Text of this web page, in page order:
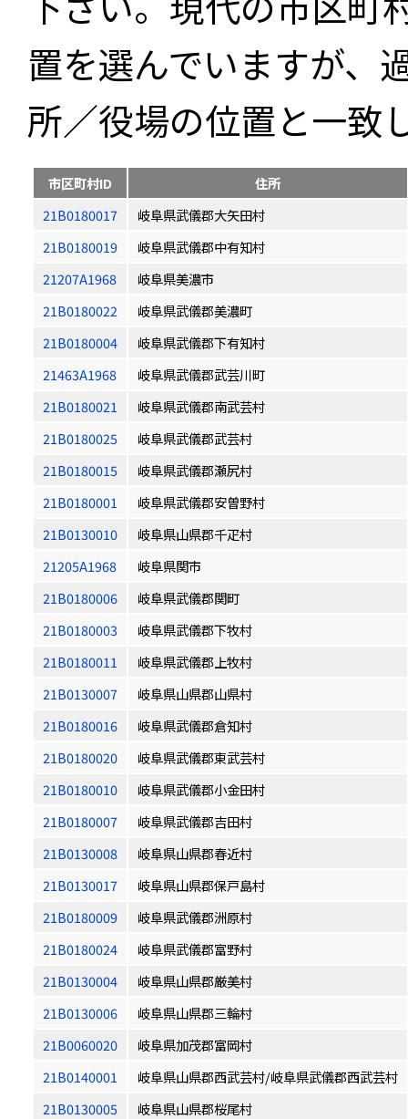
置を選んでいますが、
所／役場の位置と一致
市区町村ID
住所
21B0180017
岐阜県武儀郡大矢田村
21B0180019
岐阜県武儀郡中有知村
21207A1968
岐阜県美濃市
21B0180022
岐阜県武儀郡美濃町
21B0180004
岐阜県武儀郡下有知村
21463A1968
岐阜県武儀郡武芸川町
21B0180021
岐阜県武儀郡南武芸村
21B0180025
岐阜県武儀郡武芸村
21B0180015
岐阜県武儀郡瀬尻村
21B0180001
岐阜県武儀郡安曽野村
21B0130010
岐阜県山県郡千疋村
21205A1968
岐阜県関市
21B0180006
岐阜県武儀郡関町
21B0180003
岐阜県武儀郡下牧村
21B0180011
岐阜県武儀郡上牧村
21B0130007
岐阜県山県郡山県村
21B0180016
岐阜県武儀郡倉知村
21B0180020
岐阜県武儀郡東武芸村
21B0180010
岐阜県武儀郡小金田村
21B0180007
岐阜県武儀郡吉田村
21B0130008
岐阜県山県郡春近村
21B0130017
岐阜県山県郡保戸島村
21B0180009
岐阜県武儀郡洲原村
21B0180024
岐阜県武儀郡富野村
21B0130004
岐阜県山県郡厳美村
21B0130006
岐阜県山県郡三輪村
21B0060020
岐阜県加茂郡富岡村
21B0140001
岐阜県山県郡西武芸村/岐阜県武儀郡西武芸村
21B0130005
岐阜県山県郡桜尾村